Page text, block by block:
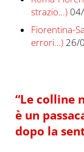
strazio…)
Fiorentina-
errori…) 26/
“Le colline
è un
dopo la